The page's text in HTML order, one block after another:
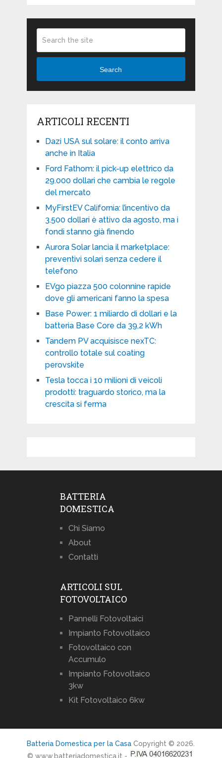
Search
ARTICOLI RECENTI
Dazi USA sul solare: il conto arriva
anche in Italia
Ford Fathom: il pick-up elettrico da
29.000 dollari che cambia le regole
del mercato
MyFirstEV California: l’incentivo da
3.500 dollari è attivo da agosto, ma i
fondi stanno già finendo
Aurora Solar lancia il marketplace:
preventivi solari senza cedere il
telefono
EVgo piazza 500 colonnine rapide
dove gli americani fanno la spesa
Base Power: 1 miliardo di dollari e la
batteria Base Core da 39,2 kWh
Tandem PV acquisisce nexTC:
controllo totale sul coating
perovskite
Tesla tocca i 10 milioni di veicoli
prodotti: traguardo storico, ma la
crescita si ferma
BATTERIA
DOMESTICA
Chi Siamo
About
Contatti
ARTICOLI SUL
FOTOVOLTAICO
Pannelli Fotovoltaici
Impianto Fotovoltaico
Fotovoltaico con
Accumulo
Impianto Fotovoltaico
3kw
Kit Fotovoltaico 6kw
Batteria Domestica per la Casa Copyright © 2026.
© www.batteriadomestica.it -